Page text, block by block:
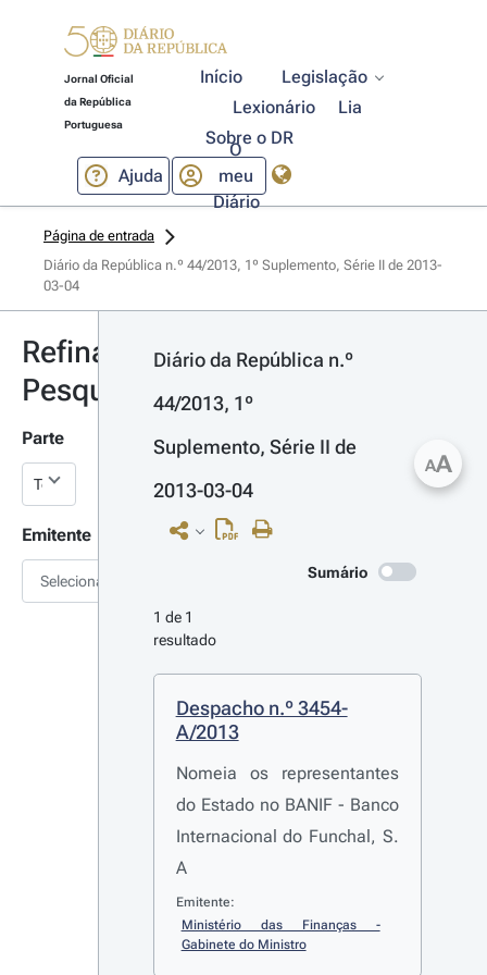
Jornal Oficial
da República
Portuguesa
Início
Legislação
Lexionário
Lia
Sobre o DR
Ajuda
O
meu
Diário
Página de entrada
Diário da República n.º 44/2013, 1º Suplemento, Série II de 2013-
03-04
Refinar
Pesquisa
Parte
Emitente
Selecionar
Diário da República n.º
44/2013, 1º
Suplemento, Série II de
2013-03-04
Sumário
1 de 1
resultado
Despacho n.º 3454-
A/2013
Nomeia os representantes
do Estado no BANIF - Banco
Internacional do Funchal, S.
A
Emitente:
Ministério das Finanças -
Gabinete do Ministro
AA